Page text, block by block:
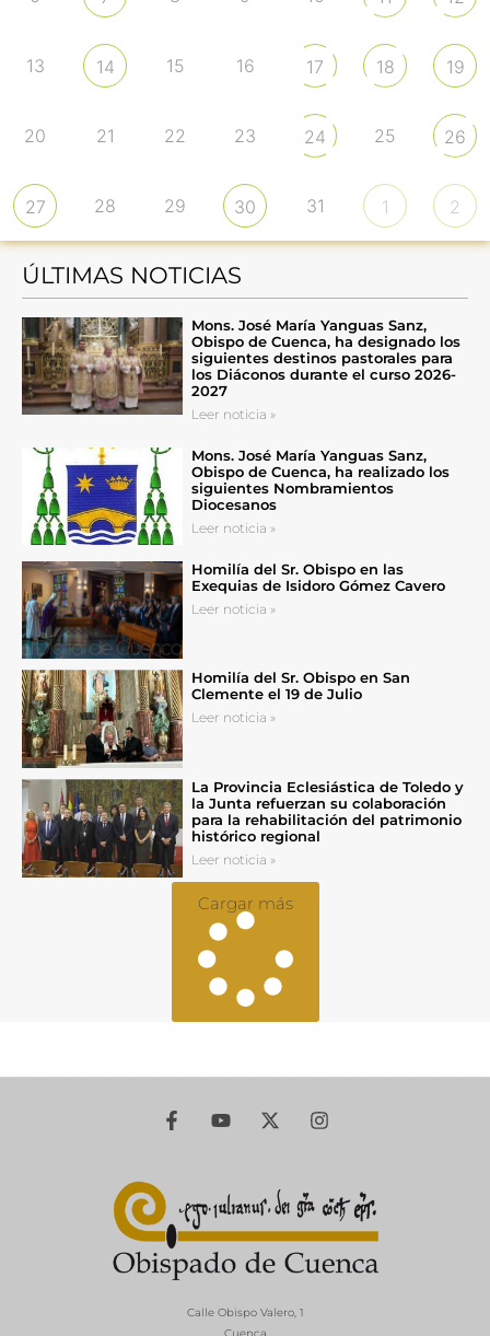
13 14 15 16 17 18 19
20 21 22 23 24 25 26
27 28 29 30 31 1 2
ÚLTIMAS NOTICIAS
Mons. José María Yanguas Sanz,
Obispo de Cuenca, ha designado los
siguientes destinos pastorales para
los Diáconos durante el curso 2026-
2027
Leer noticia »
Mons. José María Yanguas Sanz,
Obispo de Cuenca, ha realizado los
siguientes Nombramientos
Diocesanos
Leer noticia »
Homilía del Sr. Obispo en las
Exequias de Isidoro Gómez Cavero
Leer noticia »
Homilía del Sr. Obispo en San
Clemente el 19 de Julio
Leer noticia »
La Provincia Eclesiástica de Toledo y
la Junta refuerzan su colaboración
para la rehabilitación del patrimonio
histórico regional
Leer noticia »
Cargar más
Calle Obispo Valero, 1